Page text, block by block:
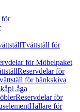
för
Tvättställ för
för Möbelpaket
Reservdelar för
för bänkskiva
Låga
Reservdelar för
Hållare för